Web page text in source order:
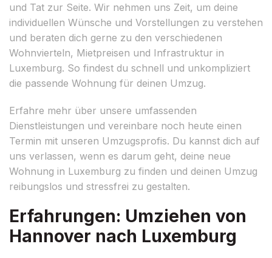
und Tat zur Seite. Wir nehmen uns Zeit, um deine
individuellen Wünsche und Vorstellungen zu verstehen
und beraten dich gerne zu den verschiedenen
Wohnvierteln, Mietpreisen und Infrastruktur in
Luxemburg. So findest du schnell und unkompliziert
die passende Wohnung für deinen Umzug.
Erfahre mehr über unsere umfassenden
Dienstleistungen und vereinbare noch heute einen
Termin mit unseren Umzugsprofis. Du kannst dich auf
uns verlassen, wenn es darum geht, deine neue
Wohnung in Luxemburg zu finden und deinen Umzug
reibungslos und stressfrei zu gestalten.
Erfahrungen: Umziehen von
Hannover nach Luxemburg